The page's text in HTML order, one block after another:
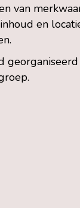
van
en
georganiseerd